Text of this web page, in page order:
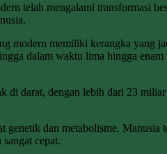
telah mengalami transformasi
modern memiliki kerangka yang
dalam waktu lima hingga
di darat, dengan lebih dari 23
dan metabolisme. Manusia
cepat.